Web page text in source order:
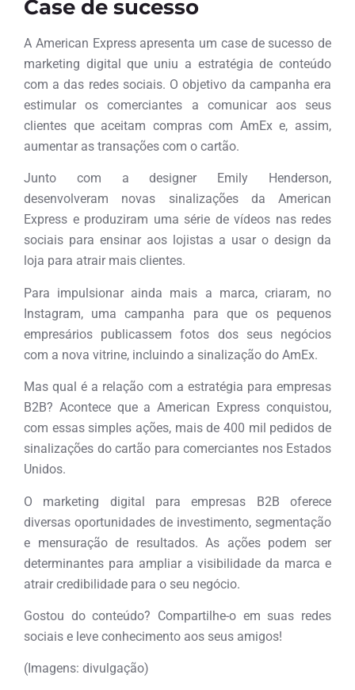
Case de sucesso
A American Express apresenta um case de sucesso de
marketing digital que uniu a estratégia de conteúdo
com a das redes sociais. O objetivo da campanha era
estimular os comerciantes a comunicar aos seus
clientes que aceitam compras com AmEx e, assim,
aumentar as transações com o cartão.
Junto com a designer Emily Henderson,
desenvolveram novas sinalizações da American
Express e produziram uma série de vídeos nas redes
sociais para ensinar aos lojistas a usar o design da
loja para atrair mais clientes.
Para impulsionar ainda mais a marca, criaram, no
Instagram, uma campanha para que os pequenos
empresários publicassem fotos dos seus negócios
com a nova vitrine, incluindo a sinalização do AmEx.
Mas qual é a relação com a estratégia para empresas
B2B? Acontece que a American Express conquistou,
com essas simples ações, mais de 400 mil pedidos de
sinalizações do cartão para comerciantes nos Estados
Unidos.
O marketing digital para empresas B2B oferece
diversas oportunidades de investimento, segmentação
e mensuração de resultados. As ações podem ser
determinantes para ampliar a visibilidade da marca e
atrair credibilidade para o seu negócio.
Gostou do conteúdo? Compartilhe-o em suas redes
sociais e leve conhecimento aos seus amigos!
(Imagens: divulgação)